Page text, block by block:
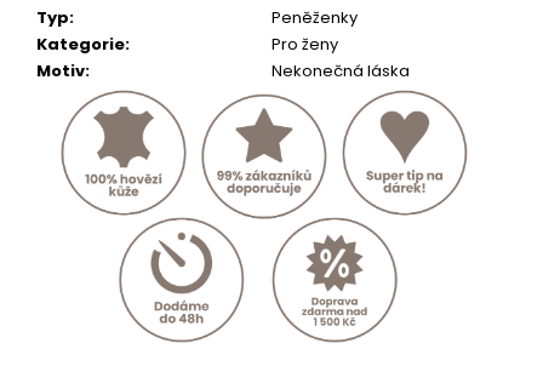
Typ:
Peněženky
Kategorie:
Pro ženy
Motiv: Nekonečná láska